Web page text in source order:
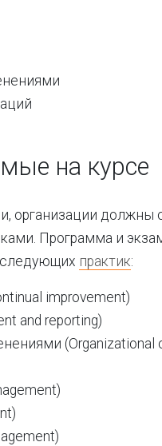
на курсе
организации должны
Программа и
следующих практик:
improvement)
and reporting)
(Organizational